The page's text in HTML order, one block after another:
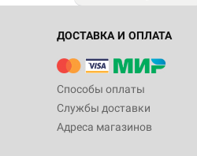
ДОСТАВКА И ОПЛАТА
Способы оплаты
Службы доставки
Адреса магазинов